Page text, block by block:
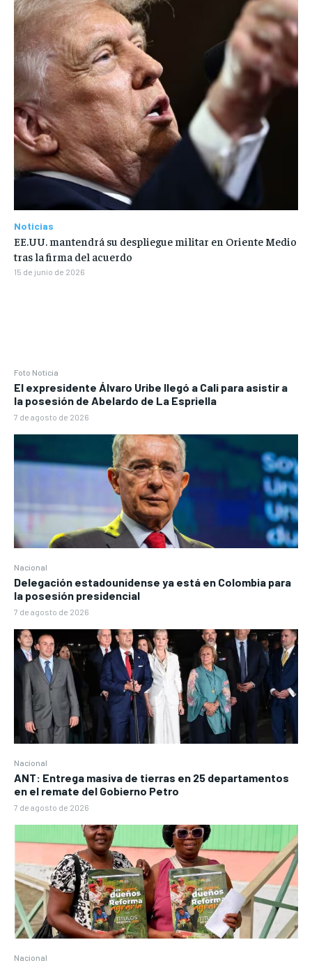
Foto Noticia
El expresidente Álvaro Uribe llegó a Cali para asistir a
la posesión de Abelardo de La Espriella
7 de agosto de 2026
Nacional
Delegación estadounidense ya está en Colombia para
la posesión presidencial
7 de agosto de 2026
Nacional
ANT: Entrega masiva de tierras en 25 departamentos
en el remate del Gobierno Petro
7 de agosto de 2026
Nacional
Noticias
EE.UU. mantendrá su despliegue militar en Oriente Medio
tras la firma del acuerdo
15 de junio de 2026